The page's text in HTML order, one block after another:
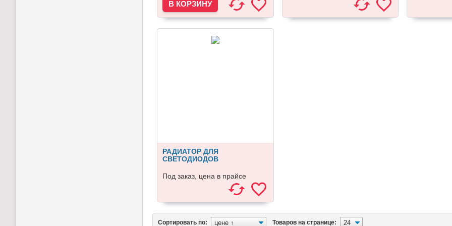
РАДИАТОР ДЛЯ
СВЕТОДИОДОВ
Под заказ, цена в прайсе
Сортировать по: Товаров на странице: